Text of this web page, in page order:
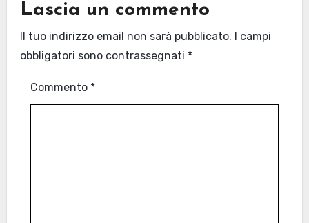
Lascia un commento
Il tuo indirizzo email non sarà pubblicato.
I campi
obbligatori sono contrassegnati *
Commento *